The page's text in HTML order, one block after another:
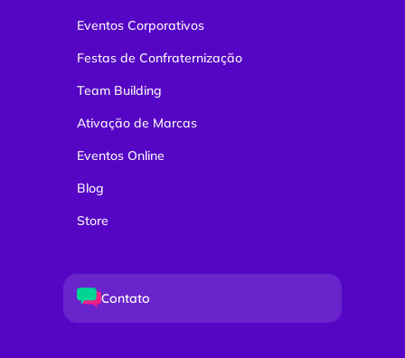
Eventos Corporativos
Festas de Confraternização
Team Building
Ativação de Marcas
Eventos Online
Blog
Store
Contato